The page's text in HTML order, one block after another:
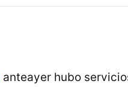
anteayer hubo